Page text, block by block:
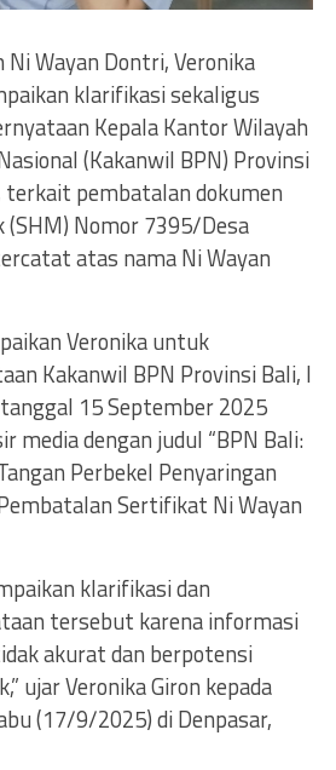
Wayan Dontri, Veronika
klarifikasi sekaligus
Kepala Kantor Wilayah
(Kakanwil BPN) Provinsi
terkait pembatalan dokumen
Nomor 7395/Desa
atas nama Ni Wayan
Veronika untuk
Kakanwil BPN Provinsi Bali, I
15 September 2025
media dengan judul “BPN Bali:
Perbekel Penyaringan
Sertifikat Ni Wayan
klarifikasi dan
tersebut karena informasi
akurat dan berpotensi
ujar Veronika Giron kepada
(17/9/2025) di Denpasar,